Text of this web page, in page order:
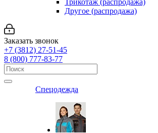
Трикотаж (распродажа)
Другое (распродажа)
Заказать звонок
+7 (3812) 27-51-45
8 (800) 777-83-77
Спецодежда